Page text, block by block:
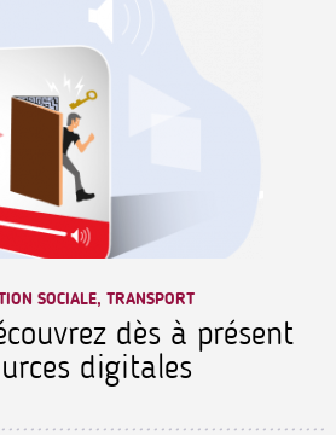
SOCIALE, TRANSPORT
dès à présent
digitales